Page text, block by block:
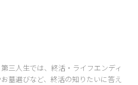
三人生では、終活・ライフエンディ
墓選びなど、終活の知りたいに答え